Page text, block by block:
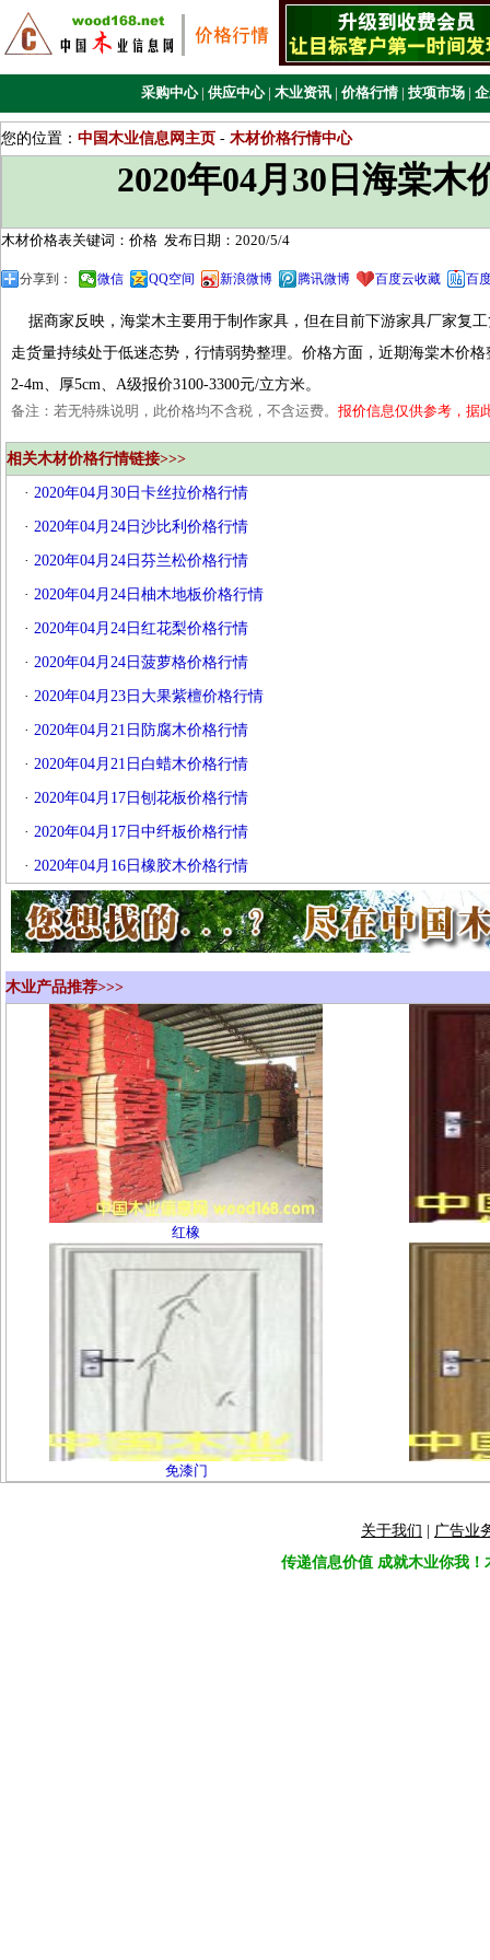
采购中心 | 供应中心 | 木业资讯 | 价格行情 | 技项市场 |
您的位置： 中国木业信息网主页 - 木材价格行情中心
2020年04月30日海棠木
木材价格表关键词：价格 发布日期：2020/5/4
分享到： 微信 QQ空间 新浪微博 腾讯微博 百度云收藏 百
据商家反映，海棠木主要用于制作家具，但在目前下游家具厂家复
走货量持续处于低迷态势，行情弱势整理。价格方面，近期海棠木价
2-4m、厚5cm、A级报价3100-3300元/立方米。
备注：若无特殊说明，此价格均不含税，不含运费。 报价信息仅供参考，据
相关木材价格行情链接>>>
· 2020年04月30日卡丝拉价格行情
· 2020年04月24日沙比利价格行情
· 2020年04月24日芬兰松价格行情
· 2020年04月24日柚木地板价格行情
· 2020年04月24日红花梨价格行情
· 2020年04月24日菠萝格价格行情
· 2020年04月23日大果紫檀价格行情
· 2020年04月21日防腐木价格行情
· 2020年04月21日白蜡木价格行情
· 2020年04月17日刨花板价格行情
· 2020年04月17日中纤板价格行情
· 2020年04月16日橡胶木价格行情
木业产品推荐>>>
红橡
免漆门
关于我们
广告业
传递信息价值 成就木业你我